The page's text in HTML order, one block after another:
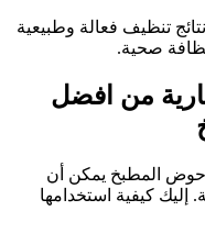
تنظيف فعالة وطبيعية
صحية.
من افضل
المطبخ يمكن أن
كيفية استخدامها